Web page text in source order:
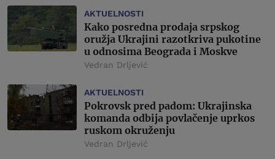
AKTUELNOSTI
Kako posredna prodaja srpskog
oružja Ukrajini razotkriva pukotine
u odnosima Beograda i Moskve
Vedran Drljević
AKTUELNOSTI
Pokrovsk pred padom: Ukrajinska
komanda odbija povlačenje uprkos
ruskom okruženju
Vedran Drljević